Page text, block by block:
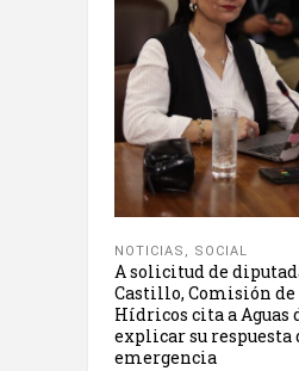
NOTICIAS , SOCIAL
A solicitud de
Castillo, Comisión de
Hídricos cita a Aguas
explicar su respuesta
emergencia